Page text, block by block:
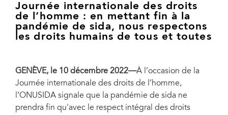
Journée internationale des droits
de l’homme : en mettant fin à la
pandémie de sida, nous respectons
les droits humains de tous et toutes
GENÈVE, le 10 décembre 2022—À l’occasion de la
Journée internationale des droits de l’homme,
l’ONUSIDA signale que la pandémie de sida ne
prendra fin qu'avec le respect intégral des droits